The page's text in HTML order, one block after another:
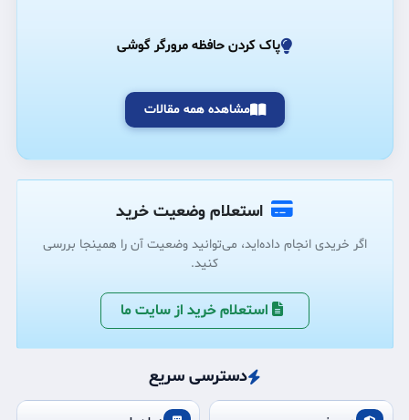
پاک کردن حافظه مرورگر گوشی
مشاهده همه مقالات
استعلام وضعیت خرید
اگر خریدی انجام داده‌اید، می‌توانید وضعیت آن را همینجا بررسی
کنید.
استعلام خرید از سایت ما
دسترسی سریع